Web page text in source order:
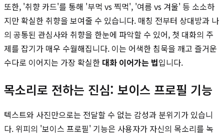
또한, '취향 카드'를 통해 '부먹 vs 찍먹', '여름 vs 겨울' 등 소소하
지만 확실한 취향을 보여줄 수 있습니다. 매칭 전부터 상대방과 나
의 공통된 관심사와 취향을 한눈에 파악할 수 있어, 첫 대화의 주
제를 잡기가 매우 수월해집니다. 이는 어색한 침묵을 깨고 즐거운
수다로 이어지는 가장 확실한 대화 이어가는 법입니다.
목소리로 전하는 진심: 보이스 프로필 기능
텍스트와 사진만으로는 전달할 수 없는 감성과 분위기가 있습니
다. 위피의 '보이스 프로필' 기능은 사용자가 자신의 목소리를 녹